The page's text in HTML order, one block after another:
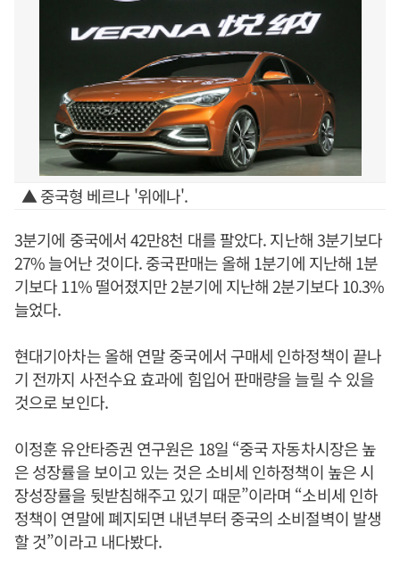
▲ 중국형 베르나 '위에나'.
3분기에 중국에서 42만8천 대를 팔았다. 지난해 3분기보다
27% 늘어난 것이다. 중국판매는 올해 1분기에 지난해 1분
기보다 11% 떨어졌지만 2분기에 지난해 2분기보다 10.3%
늘었다.
현대기아차는 올해 연말 중국에서 구매세 인하정책이 끝나
기 전까지 사전수요 효과에 힘입어 판매량을 늘릴 수 있을
것으로 보인다.
이정훈 유안타증권 연구원은 18일 “중국 자동차시장은 높
은 성장률을 보이고 있는 것은 소비세 인하정책이 높은 시
장성장률을 뒷받침해주고 있기 때문”이라며 “소비세 인하
정책이 연말에 폐지되면 내년부터 중국의 소비절벽이 발생
할 것”이라고 내다봤다.